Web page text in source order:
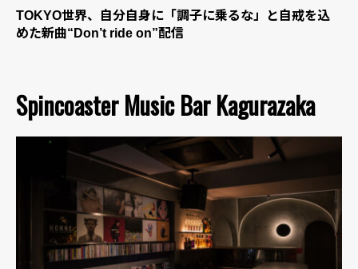
TOKYO世界、自分自身に「調子に乗るな」と自戒を込
めた新曲“Don’t ride on”配信
Spincoaster Music Bar Kagurazaka